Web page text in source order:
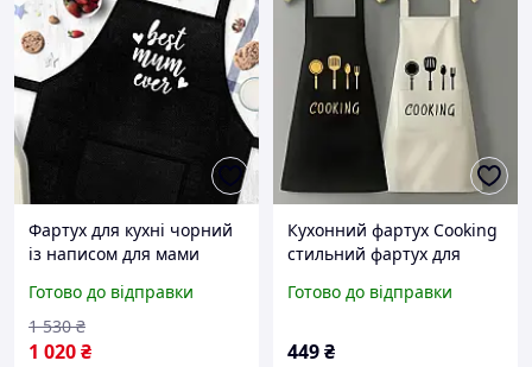
Фартух для кухні чорний
із написом для мами
помічник у готуванні
FLAME
Готово до відправки
1 020₴
1 530 ₴
Кухонний фартух Cooking
стильний фартух для
Готово до відправки
449₴